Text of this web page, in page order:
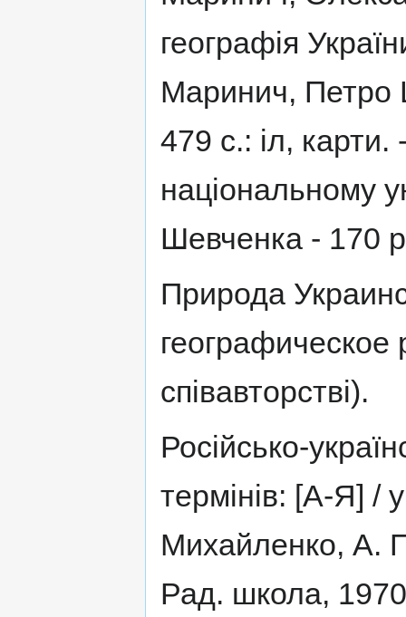
географія
Маринич, Петро
479 с.: іл,
національному
Шевченка - 170
Природа
співавторстві).
Російсько-
термінів: [А-Я]
Михайленко, А.
Рад. школа,